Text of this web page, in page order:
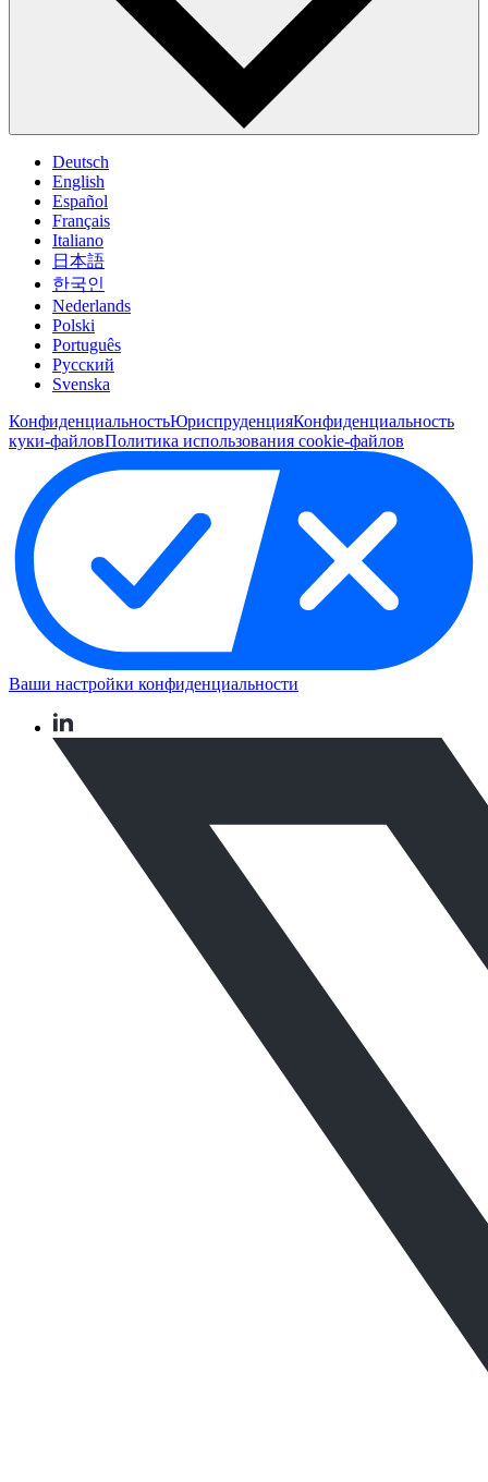
Deutsch
English
Español
Français
Italiano
日本語
한국인
Nederlands
Polski
Português
Pусский
Svenska
КонфиденциальностьЮриспруденцияКонфиденциальность
куки-файловПолитика использования cookie-файлов
Ваши настройки конфиденциальности